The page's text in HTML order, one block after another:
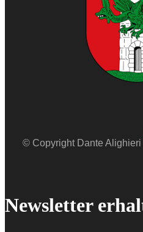
© Copyright Dante
Newsletter